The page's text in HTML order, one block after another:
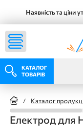
Наявність та ціни
КАТАЛОГ
ТОВАРІВ
/ Каталог
Електрод для